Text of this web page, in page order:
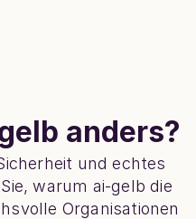
anders?
und echtes
warum ai-gelb die
Organisationen